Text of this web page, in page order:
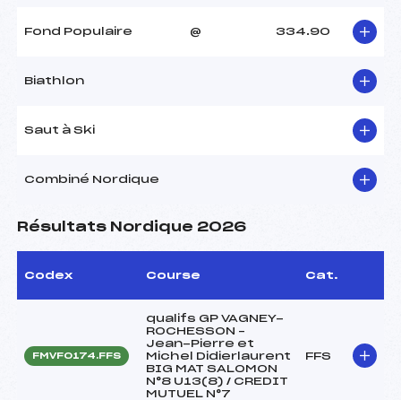
Fond Populaire @ 334.90
Biathlon
Saut à Ski
Combiné Nordique
Résultats Nordique 2026
Codex Course Cat.
FMVF0174.FFS
qualifs GP VAGNEY-
ROCHESSON –
Jean-Pierre et
Michel Didierlaurent
BIG MAT SALOMON
N°8 U13(8) / CREDIT
MUTUEL N°7
FFS